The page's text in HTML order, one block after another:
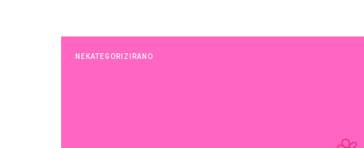
NEKATEGORIZIRANO